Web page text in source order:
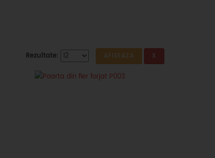
Rezultate: